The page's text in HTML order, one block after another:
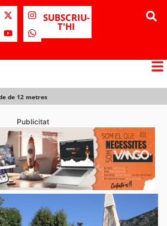
SUBSCRIU-
T'HI
de 12 metres
Publicitat